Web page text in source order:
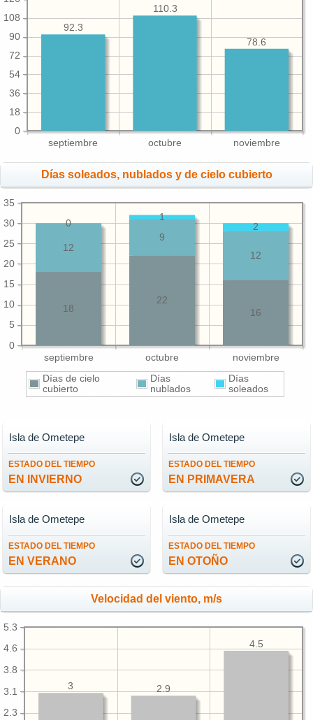
septiembre octubre noviembre
0
18
36
54
72
90
108
78.6
110.3
92.3
Días soleados, nublados y de cielo cubierto
septiembre octubre noviembre
0
5
10
15
20
25
30
35
16
22
18
12
9
12
2
1
0
Días de cielo
cubierto
Días
nublados
Días
soleados
ESTADO DEL TIEMPO
EN INVIERNO
Isla de Ometepe
ESTADO DEL TIEMPO
EN PRIMAVERA
Isla de Ometepe
ESTADO DEL TIEMPO
EN VERANO
Isla de Ometepe
ESTADO DEL TIEMPO
EN OTOÑO
Isla de Ometepe
Velocidad del viento, m/s
2.3
3.1
3.8
4.6
5.3
4.5
2.9
3